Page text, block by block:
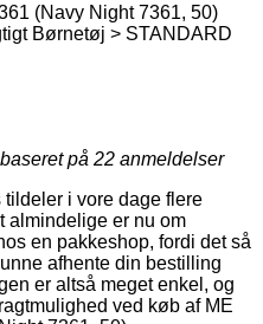
(Navy Night 7361, 50)
Børnetøj > STANDARD
på 22 anmeldelser
i vore dage flere
almindelige er nu om
en pakkeshop, fordi det så
afhente din bestilling
er altså meget enkel, og
ved køb af ME